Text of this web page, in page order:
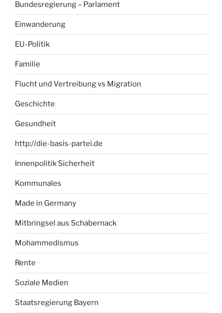
Bundesregierung – Parlament
Einwanderung
EU-Politik
Familie
Flucht und Vertreibung vs Migration
Geschichte
Gesundheit
http://die-basis-partei.de
Innenpolitik Sicherheit
Kommunales
Made in Germany
Mitbringsel aus Schabernack
Mohammedismus
Rente
Soziale Medien
Staatsregierung Bayern